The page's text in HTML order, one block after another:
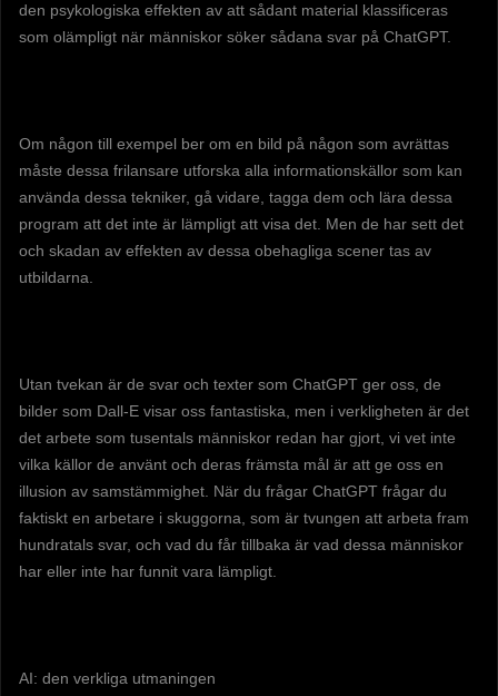
den psykologiska effekten av att sådant material klassificeras
som olämpligt när människor söker sådana svar på ChatGPT.
Om någon till exempel ber om en bild på någon som avrättas
måste dessa frilansare utforska alla informationskällor som kan
använda dessa tekniker, gå vidare, tagga dem och lära dessa
program att det inte är lämpligt att visa det. Men de har sett det
och skadan av effekten av dessa obehagliga scener tas av
utbildarna.
Utan tvekan är de svar och texter som ChatGPT ger oss, de
bilder som Dall-E visar oss fantastiska, men i verkligheten är det
det arbete som tusentals människor redan har gjort, vi vet inte
vilka källor de använt och deras främsta mål är att ge oss en
illusion av samstämmighet. När du frågar ChatGPT frågar du
faktiskt en arbetare i skuggorna, som är tvungen att arbeta fram
hundratals svar, och vad du får tillbaka är vad dessa människor
har eller inte har funnit vara lämpligt.
AI: den verkliga utmaningen